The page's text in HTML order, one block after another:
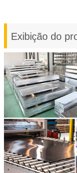
Exibição do